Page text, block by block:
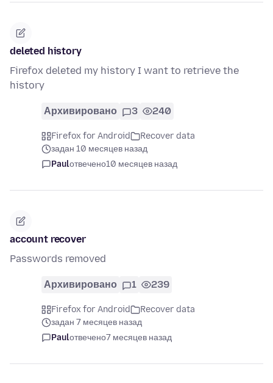
deleted history
Firefox deleted my history I want to retrieve the
history
Архивировано 3 240
Firefox for Android
Recover data
задан 10 месяцев назад
Paulотвечено10 месяцев назад
account recover
Passwords removed
Архивировано 1 239
Firefox for Android
Recover data
задан 7 месяцев назад
Paulотвечено7 месяцев назад